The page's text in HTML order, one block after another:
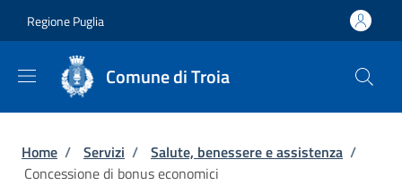
Regione Puglia
Comune di Troia
Briciole di pane
Home / Servizi / Salute, benessere e assistenza /
Concessione di bonus economici